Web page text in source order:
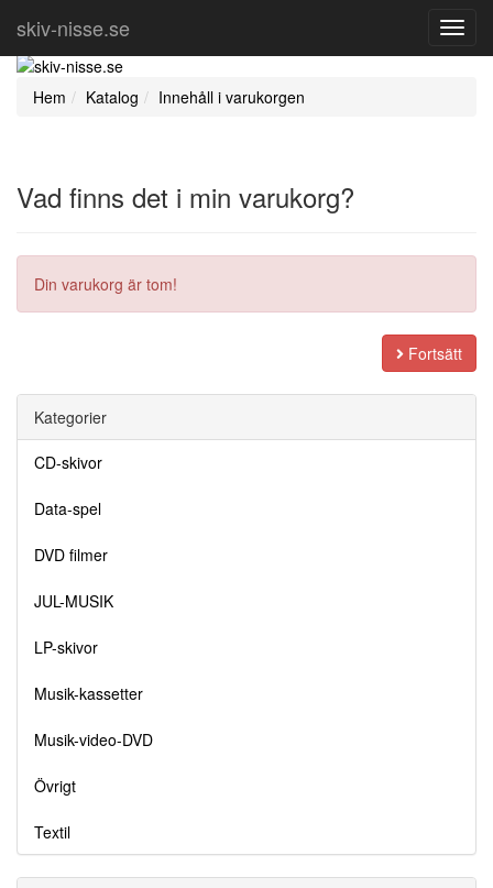
skiv-nisse.se
Hem Katalog Innehåll i varukorgen
Vad finns det i min varukorg?
Din varukorg är tom!
Fortsätt
Kategorier
CD-skivor
Data-spel
DVD filmer
JUL-MUSIK
LP-skivor
Musik-kassetter
Musik-video-DVD
Övrigt
Textil